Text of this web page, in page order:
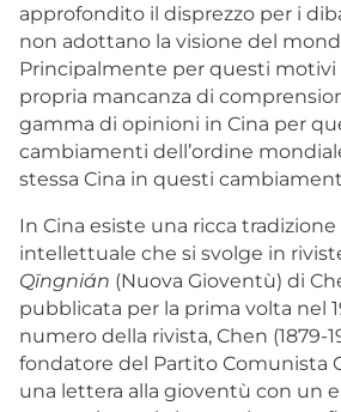
approfondito il disprezzo per i
non adottano la visione del
Principalmente per questi motivi
propria mancanza di
gamma di opinioni in Cina per
cambiamenti dell’ordine
stessa Cina in questi
In Cina esiste una ricca
intellettuale che si svolge in
Qīngnián (Nuova Gioventù) di
pubblicata per la prima volta nel
numero della rivista, Chen (1879-
fondatore del Partito Comunista
una lettera alla gioventù con un